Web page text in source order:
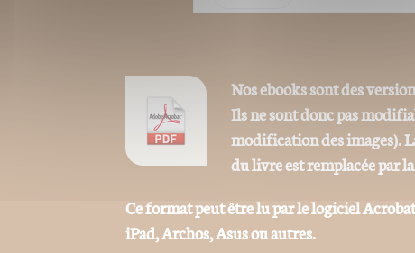
Nos ebooks sont des
Ils ne sont donc pas
modification des images).
du livre est remplacée par
Ce format peut être lu par le logiciel
iPad, Archos, Asus ou autres.